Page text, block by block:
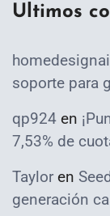
Ultimos
homedesignai
soporte para
qp924 en
7,53% de
Taylor en
generación